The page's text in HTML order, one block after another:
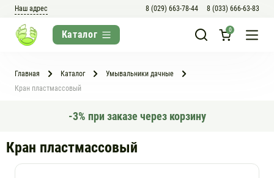
Наш адрес 8 (029) 663-78-44 8 (033) 666-63-83
0
Главная Каталог
Умывальники дачные
Кран пластмассовый
-3% при заказе через корзину
Кран пластмассовый